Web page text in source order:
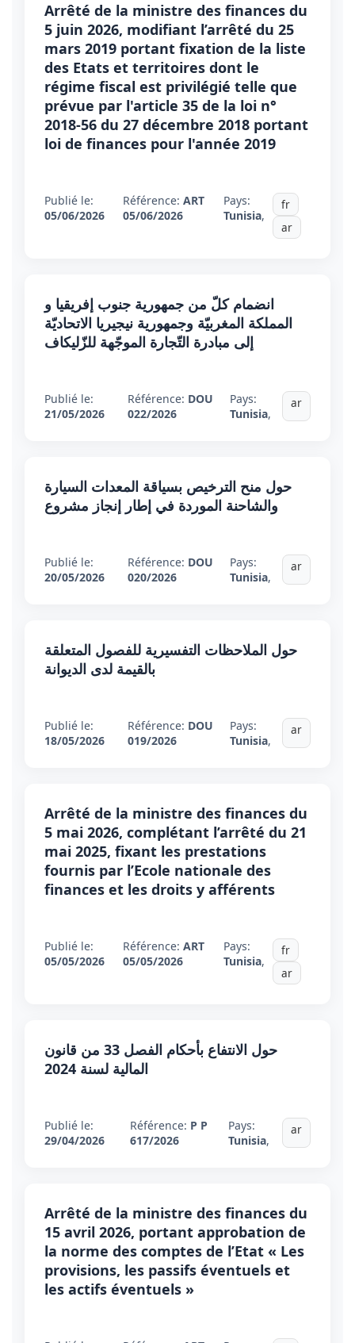
Arrêté de la ministre des finances du
5 juin 2026, modifiant l’arrêté du 25
mars 2019 portant fixation de la liste
des Etats et territoires dont le
régime fiscal est privilégié telle que
prévue par l'article 35 de la loi n°
2018-56 du 27 décembre 2018 portant
loi de finances pour l'année 2019
Publié le:
05/06/2026
Référence: ART
05/06/2026
Pays:
Tunisia,
fr
ar
انضمام كلّ من جمهورية جنوب إفريقيا و
المملكة المغربيّة وجمهورية نيجيريا الاتحاديّة
إلى مبادرة التّجارة الموجّهة للزّليكاف
Publié le:
21/05/2026
Référence: DOU
022/2026
Pays:
Tunisia,
ar
حول منح الترخيص بسياقة المعدات السيارة
والشاحنة الموردة في إطار إنجاز مشروع
Publié le:
20/05/2026
Référence: DOU
020/2026
Pays:
Tunisia,
ar
حول الملاحظات التفسيرية للفصول المتعلقة
بالقيمة لدى الديوانة
Publié le:
18/05/2026
Référence: DOU
019/2026
Pays:
Tunisia,
ar
Arrêté de la ministre des finances du
5 mai 2026, complétant l’arrêté du 21
mai 2025, fixant les prestations
fournis par l’Ecole nationale des
finances et les droits y afférents
Publié le:
05/05/2026
Référence: ART
05/05/2026
Pays:
Tunisia,
fr
ar
حول الانتفاع بأحكام الفصل 33 من قانون
المالية لسنة 2024
Publié le:
29/04/2026
Référence: P P
617/2026
Pays:
Tunisia,
ar
Arrêté de la ministre des finances du
15 avril 2026, portant approbation de
la norme des comptes de l’Etat « Les
provisions, les passifs éventuels et
les actifs éventuels »